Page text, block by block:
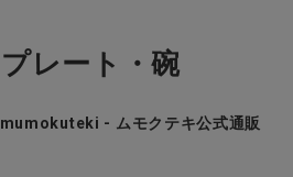
レート・碗
- ムモクテキ公式通販